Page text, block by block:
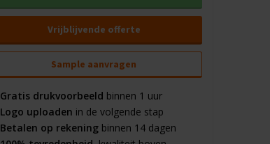
Vrijblijvende offerte
Sample aanvragen
Gratis drukvoorbeeld binnen 1 uur
Logo uploaden in de volgende stap
Betalen op rekeningbinnen 14 dagen